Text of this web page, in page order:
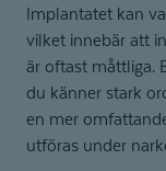
Implantatet kan
vilket innebär att
är oftast måttliga.
du känner stark
en mer
utföras under